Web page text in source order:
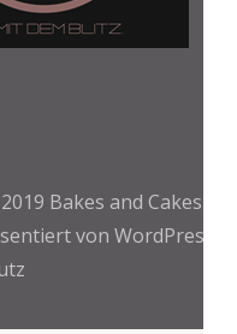
Bakes and Cakes |
von WordPress.